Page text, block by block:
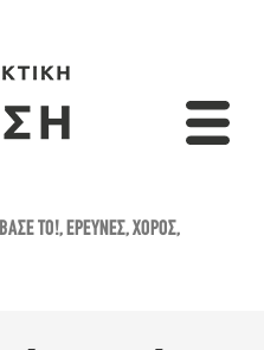
ΤΟ!,ΈΡΕΥΝΕΣ,ΧΟΡΌΣ,